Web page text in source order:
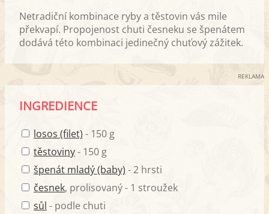
Netradiční kombinace ryby a těstovin vás mile
překvapí. Propojenost chuti česneku se špenátem
dodává této kombinaci jedinečný chuťový zážitek.
REKLAMA
INGREDIENCE
losos (filet) - 150 g
těstoviny- 150 g
špenát mladý (baby) - 2 hrsti
česnek, prolisovaný - 1 stroužek
sůl - podle chuti